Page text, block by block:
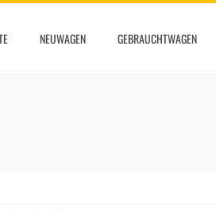
NEUWAGEN GEBRAUCHTWAGEN